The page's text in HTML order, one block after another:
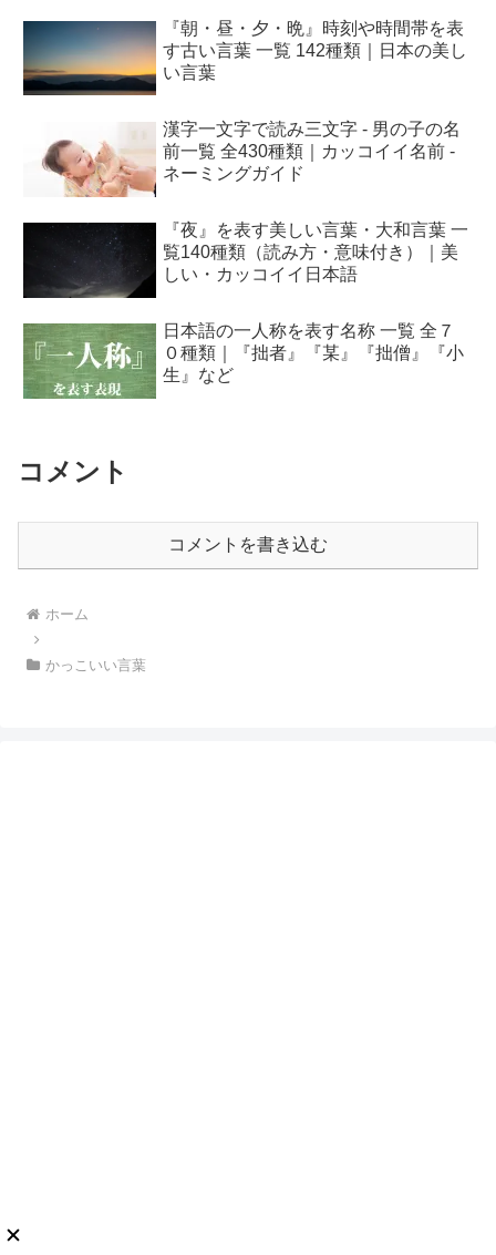
『朝・昼・夕・晩』時刻や時間帯を表
す古い言葉 一覧 142種類｜日本の美し
い言葉
漢字一文字で読み三文字 - 男の子の名
前一覧 全430種類｜カッコイイ名前 -
ネーミングガイド
『夜』を表す美しい言葉・大和言葉 一
覧140種類（読み方・意味付き）｜美
しい・カッコイイ日本語
日本語の一人称を表す名称 一覧 全７
０種類｜『拙者』『某』『拙僧』『小
生』など
コメント
コメントを書き込む
ホーム
かっこいい言葉